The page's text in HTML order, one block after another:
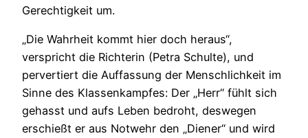
Gerechtigkeit um.
„Die Wahrheit kommt hier doch heraus“,
verspricht die Richterin (Petra Schulte), und
pervertiert die Auffassung der Menschlichkeit im
Sinne des Klassenkampfes: Der „Herr“ fühlt sich
gehasst und aufs Leben bedroht, deswegen
erschießt er aus Notwehr den „Diener“ und wird